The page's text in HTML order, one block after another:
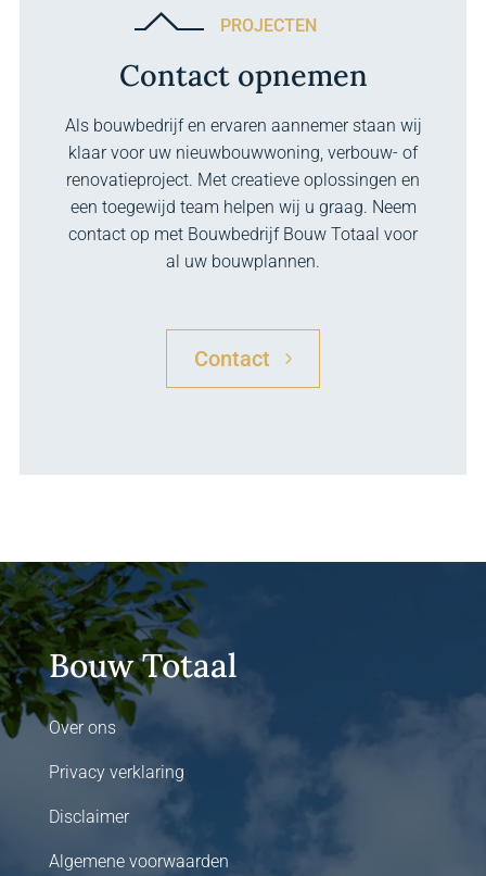
PROJECTEN
Contact opnemen
Als bouwbedrijf en ervaren aannemer staan wij
klaar voor uw nieuwbouwwoning, verbouw- of
renovatieproject. Met creatieve oplossingen en
een toegewijd team helpen wij u graag. Neem
contact op met Bouwbedrijf Bouw Totaal voor
al uw bouwplannen.
Contact
Bouw Totaal
Over ons
Privacy verklaring
Disclaimer
Algemene voorwaarden